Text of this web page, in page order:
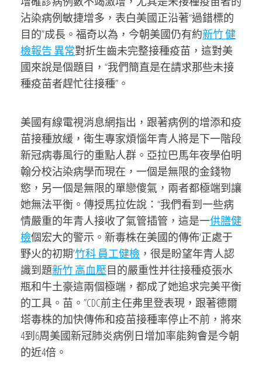
沾染病例敏捷增多，表白美國正沿著“過錯標的
目的”成長。福奇以為，今朝美國仍有約新竹 健
檢報告 異常對折生齒未完整接種疫苗，這對美
國來說是個題目，“我們簡直是在請求那些未接
種疫苗者趕忙往接種”。
美國有線電視消息網指出，跟著病例的增添和疫
苗接種放緩，衛生專家煩惱年青人將是下一階段
新冠病毒風行的重點人群。亞拉巴馬年夜學伯明
翰分校沾染病學而現在，一個是無限的金錢物
慾，另一個是無限的單戀傻氣，兩者都極端到讓
她無法平衡。傳授馬拉佐說：“我們看到一些病
情嚴重的年青人接收了氣管插管，這是一供膳健
檢個宏大的警示。新毒株在美國的傳佈‘正處于
野火的初期’竹科 員工健檢 ，很是盼望年青人認
識到題新竹 高血壓目的嚴重性并往接種疫張水
瓶和牛土豪這兩個極端，都成了她追求完美平衡
的工具。苗。”CDC前主任弗里登表現，跟著德爾
塔毒株的加快傳佈和疫苗接種率停止不前，將來
4到6周美國新冠肺炎病例日增加率能夠會是今朝
的近4倍。